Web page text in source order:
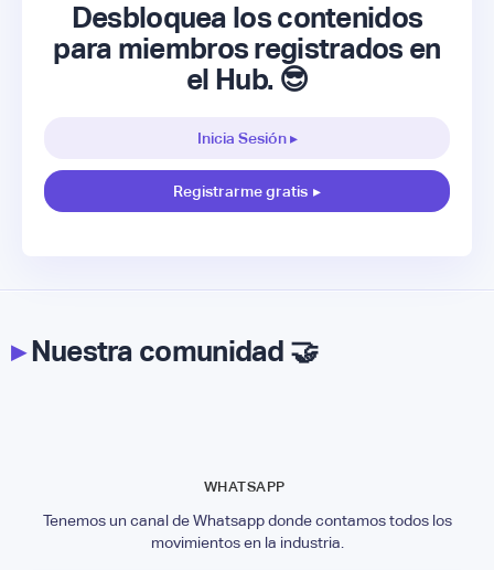
Desbloquea los contenidos
para miembros registrados en
el Hub. 😎
Inicia Sesión ▸
Registrarme gratis ▸
▸Nuestra comunidad 🤝
WHATSAPP
Tenemos un canal de Whatsapp donde contamos todos los
movimientos en la industria.